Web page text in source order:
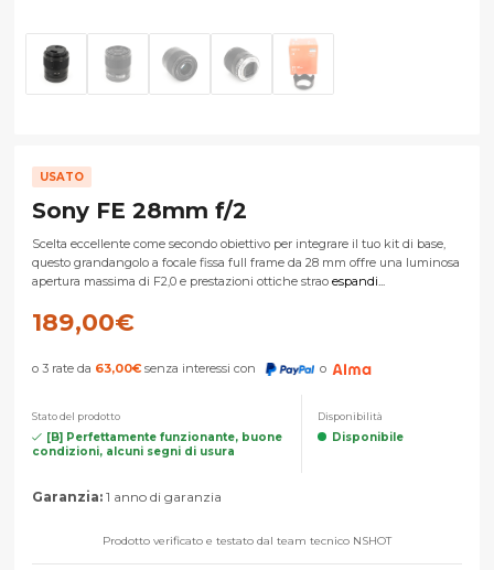
USATO
Sony FE 28mm f/2
Scelta eccellente come secondo obiettivo per integrare il tuo kit di base,
questo grandangolo a focale fissa full frame da 28 mm offre una luminosa
apertura massima di F2,0 e prestazioni ottiche strao espandi...
189,00€
o 3 rate da 63,00€ senza interessi con o
Stato del prodotto
[B] Perfettamente funzionante, buone
condizioni, alcuni segni di usura
Disponibilità
Disponibile
Garanzia: 1 anno di garanzia
Prodotto verificato e testato dal team tecnico NSHOT